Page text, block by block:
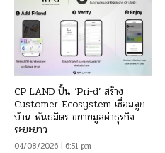
CP LAND ปั้น ‘Pri-d’ สร้าง
Customer Ecosystem เชื่อมลูก
บ้าน-พันธมิตร ขยายมูลค่าธุรกิจ
ระยะยาว
04/08/2026 | 6:51 pm